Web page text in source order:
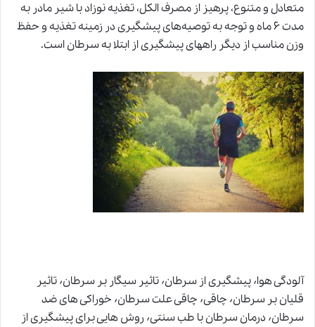
متعادل و متنوع، پرهیز از مصرف الکل، تغذیه نوزاد با شیر مادر به
مدت ۶ ماه و توجه به توصیه‌های پیشگیری در زمینه تغذیه و حفظ
وزن مناسب از دیگر راههای پیشگیری از ابتلا به سرطان است.
آلودگی هوا٬ پیشگیری از سرطان٬ تاثیر سیگار بر سرطان٬ تاثیر
قلیان بر سرطان٬ چاقی٬ چاقی علت سرطان٬ خوراکی های ضد
سرطان٬ درمان سرطان با طب سنتی٬ روش هایی برای پیشگیری از